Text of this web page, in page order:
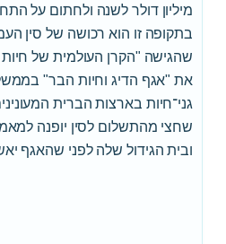
מיליון דולר לשנה ולחתום על
בתקופה זו הוא רכושה של סין
את "אגף הדיג וחיות הבר"
גני־חיות בארצות הברית
שחצי מהתשלום לסין יופנה
ובית הגידול שלה לפני שהאגף